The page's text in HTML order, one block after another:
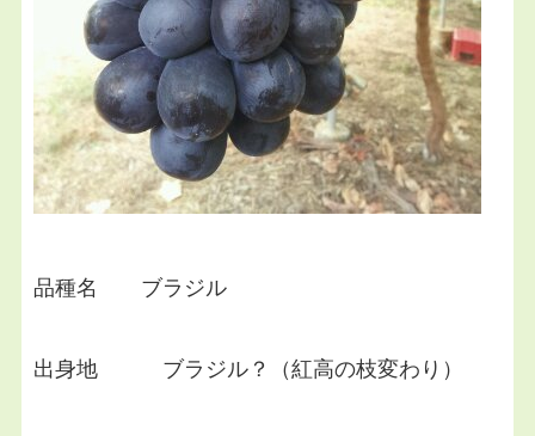
品種名 ブラジル
出身地 ブラジル？（紅高の枝変わり）